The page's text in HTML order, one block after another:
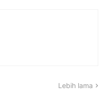
Lebih lama